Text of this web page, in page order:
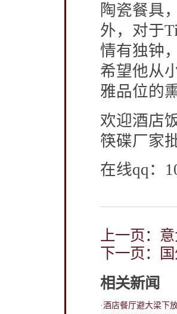
陶瓷餐具
外，对于
情有独钟
希望他从
雅品位的
欢迎酒店
筷碟厂家
在线qq：
上一页：
下一页：
相关新闻
·酒店餐厅避大梁下